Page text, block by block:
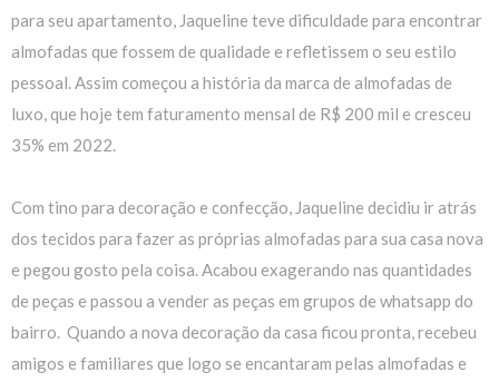
para seu apartamento, Jaqueline teve dificuldade para encontrar
almofadas que fossem de qualidade e refletissem o seu estilo
pessoal. Assim começou a história da marca de almofadas de
luxo, que hoje tem faturamento mensal de R$ 200 mil e cresceu
35% em 2022.
Com tino para decoração e confecção, Jaqueline decidiu ir atrás
dos tecidos para fazer as próprias almofadas para sua casa nova
e pegou gosto pela coisa. Acabou exagerando nas quantidades
de peças e passou a vender as peças em grupos de whatsapp do
bairro. Quando a nova decoração da casa ficou pronta, recebeu
amigos e familiares que logo se encantaram pelas almofadas e